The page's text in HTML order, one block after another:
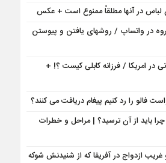
در واتساپ / روشهای یافتن و پیوستن
در امریکا / فرزانه کابلی کیست ؟! +
فالو را رد کنیم پیغام دریافت می کنند؟
باید از آن ترسید؟ | مراحل و خطرات
ازدواج در آفریقا که از شنیدنش شوکه